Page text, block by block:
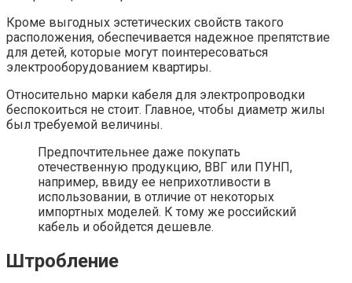
Кроме выгодных эстетических свойств такого
расположения, обеспечивается надежное препятствие
для детей, которые могут поинтересоваться
электрооборудованием квартиры.
Относительно марки кабеля для электропроводки
беспокоиться не стоит. Главное, чтобы диаметр жилы
был требуемой величины.
Предпочтительнее даже покупать
отечественную продукцию, ВВГ или ПУНП,
например, ввиду ее неприхотливости в
использовании, в отличие от некоторых
импортных моделей. К тому же российский
кабель и обойдется дешевле.
Штробление